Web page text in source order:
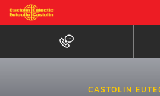
Přejít
k
obsahu
CASTOLIN